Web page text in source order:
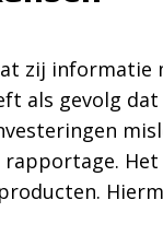
zij informatie
als gevolg
rapportage.